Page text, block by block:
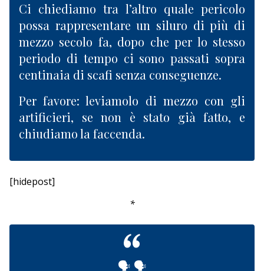
Ci chiediamo tra l’altro quale pericolo
possa rappresentare un siluro di più di
mezzo secolo fa, dopo che per lo stesso
periodo di tempo ci sono passati sopra
centinaia di scafi senza conseguenze.
Per favore: leviamolo di mezzo con gli
artificieri, se non è stato già fatto, e
chiudiamo la faccenda.
[hidepost]
*
🗣 🗣